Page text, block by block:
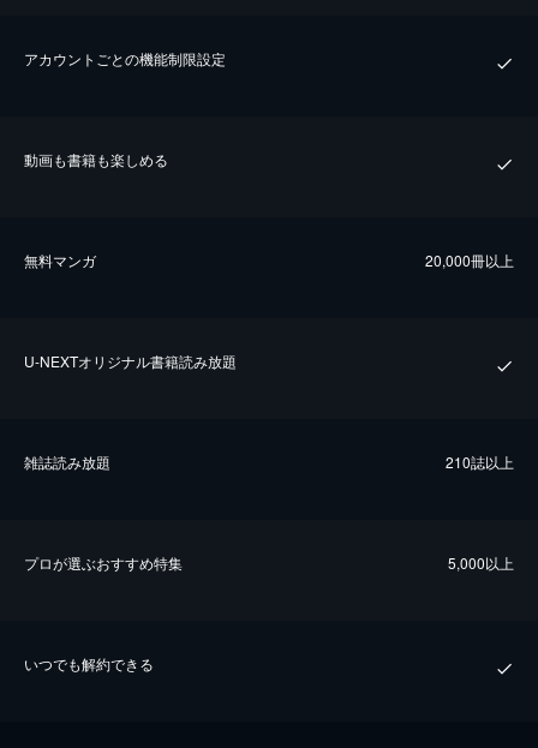
アカウントごとの機能制限設定
動画も書籍も楽しめる
無料マンガ 20,000冊以上
U-NEXTオリジナル書籍読み放題
雑誌読み放題 210誌以上
プロが選ぶおすすめ特集 5,000以上
いつでも解約できる